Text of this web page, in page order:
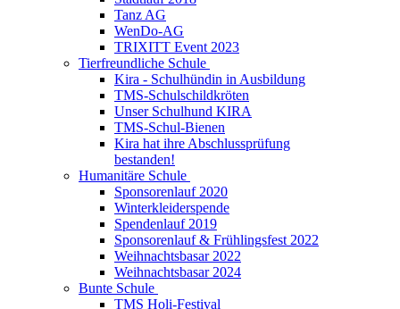
Tanz AG
WenDo-AG
TRIXITT Event 2023
Tierfreundliche Schule
Kira - Schulhündin in Ausbildung
TMS-Schulschildkröten
Unser Schulhund KIRA
TMS-Schul-Bienen
Kira hat ihre Abschlussprüfung
bestanden!
Humanitäre Schule
Sponsorenlauf 2020
Winterkleiderspende
Spendenlauf 2019
Sponsorenlauf & Frühlingsfest 2022
Weihnachtsbasar 2022
Weihnachtsbasar 2024
Bunte Schule
TMS Holi-Festival